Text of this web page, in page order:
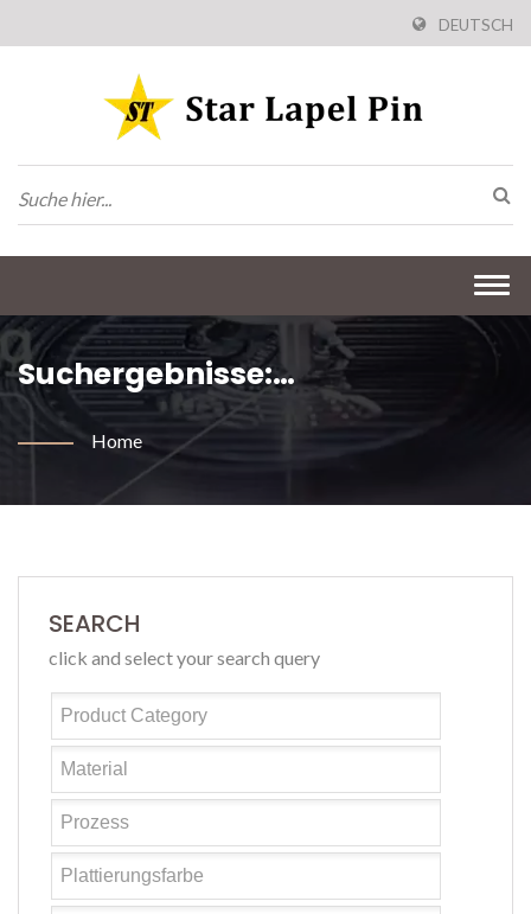
DEUTSCH
Suchergebnisse:
Metallgeschenke Mit
Maßgeschneidertem Service
Home
SEARCH
click and select your search query